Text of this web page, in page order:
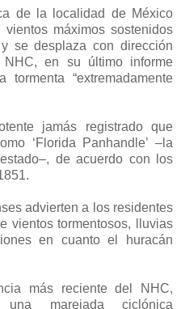
de la localidad de México
máximos sostenidos
se desplaza con dirección
NHC, en su último informe
“extremadamente
jamás registrado que
‘Florida Panhandle’ –la
de acuerdo con los
advierten a los residentes
vientos tormentosos, lluvias
en cuanto el huracán
más reciente del NHC,
marejada ciclónica